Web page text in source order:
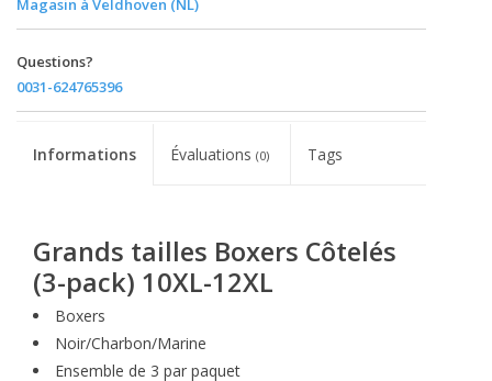
Magasin à Veldhoven (NL)
Questions?
0031-624765396
Informations Évaluations(0) Tags
Grands tailles Boxers Côtelés
(3-pack) 10XL-12XL
Boxers
Noir/Charbon/Marine
Ensemble de 3 par paquet